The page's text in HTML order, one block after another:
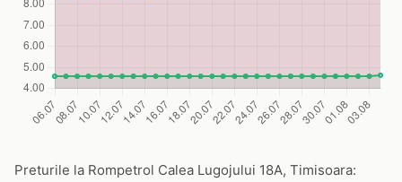
Preturile la Rompetrol Calea Lugojului 18A, Timisoara: